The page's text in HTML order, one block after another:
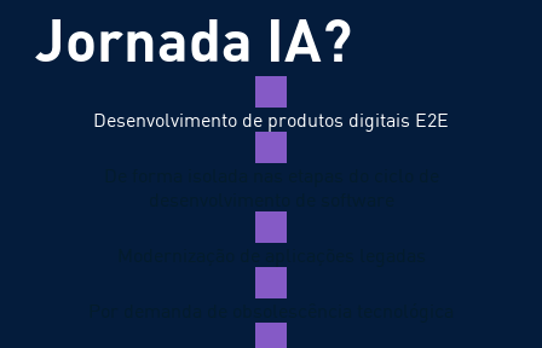
Jornada IA?
Desenvolvimento de produtos digitais E2E